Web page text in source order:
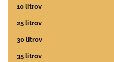
10 litrov
25 litrov
30 litrov
35 litrov